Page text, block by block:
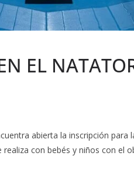
EL
abierta la inscripción para
con bebés y niños con el